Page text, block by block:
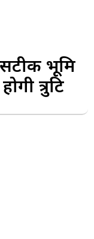
भूमि
त्रुटि